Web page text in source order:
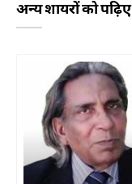
अन्य शायरों को पढ़िए